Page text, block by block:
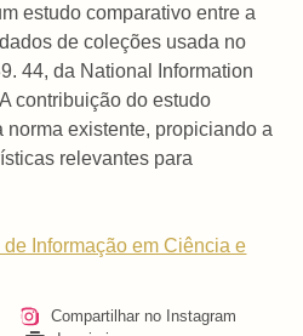
estudo comparativo entre a
de coleções usada no
44, da National Information
contribuição do estudo
existente, propiciando a
relevantes para
de Informação em Ciência e
Compartilhar no Instagram